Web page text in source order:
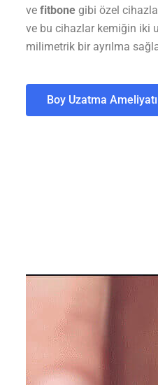
ve fitbone gibi özel
ve bu cihazlar kemiğin iki
milimetrik bir ayrılma
Boy Uzatma